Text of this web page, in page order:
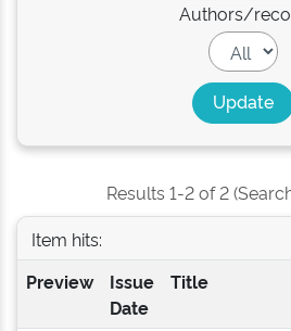
Authors/
Results 1-2 of 2
Item hits:
Preview
Issue
Date
Title